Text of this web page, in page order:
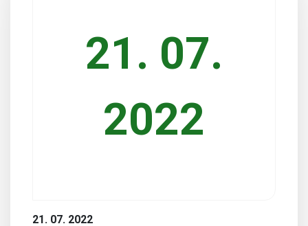
21. 07.
2022
21. 07. 2022